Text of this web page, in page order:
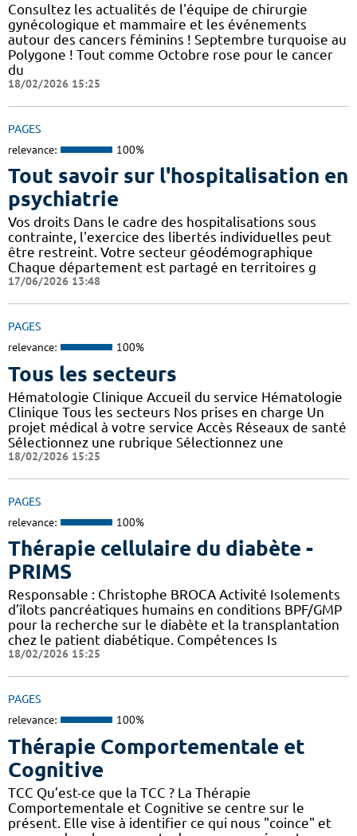
Consultez les actualités de l'équipe de chirurgie
gynécologique et mammaire et les événements
autour des cancers féminins ! Septembre turquoise au
Polygone ! Tout comme Octobre rose pour le cancer
du
18/02/2026 15:25
PAGES
relevance: 100%
Tout savoir sur l'hospitalisation en
psychiatrie
Vos droits Dans le cadre des hospitalisations sous
contrainte, l'exercice des libertés individuelles peut
être restreint. Votre secteur géodémographique
Chaque département est partagé en territoires g
17/06/2026 13:48
PAGES
relevance: 100%
Tous les secteurs
Hématologie Clinique Accueil du service Hématologie
Clinique Tous les secteurs Nos prises en charge Un
projet médical à votre service Accès Réseaux de santé
Sélectionnez une rubrique Sélectionnez une
18/02/2026 15:25
PAGES
relevance: 100%
Thérapie cellulaire du diabète -
PRIMS
Responsable : Christophe BROCA Activité Isolements
d’îlots pancréatiques humains en conditions BPF/GMP
pour la recherche sur le diabète et la transplantation
chez le patient diabétique. Compétences Is
18/02/2026 15:25
PAGES
relevance: 100%
Thérapie Comportementale et
Cognitive
TCC Qu’est-ce que la TCC ? La Thérapie
Comportementale et Cognitive se centre sur le
présent. Elle vise à identifier ce qui nous "coince" et